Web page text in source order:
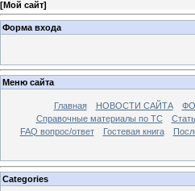
[Мой сайт]
Форма входа
Меню сайта
Главная НОВОСТИ САЙТА
Справочные материалы по TС
FAQ вопрос/ответ
Гостевая книга
Categories